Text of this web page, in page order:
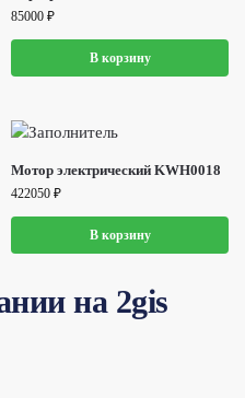
85000 ₽
В корзину
Мотор электрический KWH0018
422050 ₽
В корзину
на 2gis